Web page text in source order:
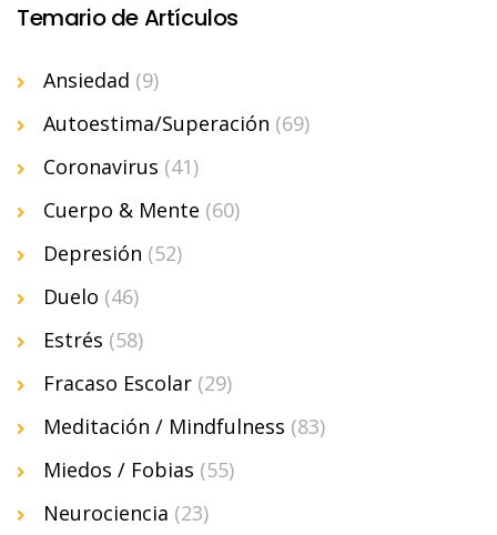
Temario de Artículos
Ansiedad (9)
Autoestima/Superación (69)
Coronavirus (41)
Cuerpo & Mente (60)
Depresión (52)
Duelo (46)
Estrés (58)
Fracaso Escolar (29)
Meditación / Mindfulness (83)
Miedos / Fobias (55)
Neurociencia (23)